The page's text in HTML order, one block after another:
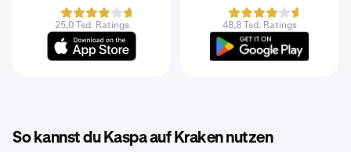
25,0 Tsd. Ratings 48,8 Tsd. Ratings
So kannst du Kaspa auf Kraken nutzen